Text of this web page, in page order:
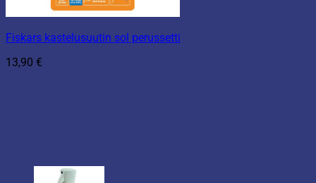
Fiskars kastelusuutin sol perussetti
13,90 €